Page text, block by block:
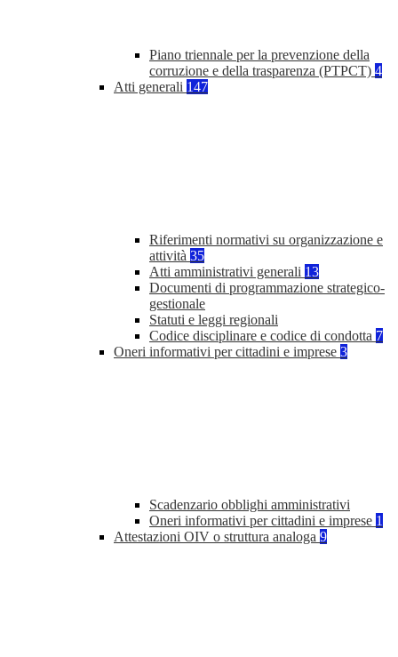
Piano triennale per la prevenzione della
corruzione e della trasparenza (PTPCT) 4
Atti generali 147
Riferimenti normativi su organizzazione e
attività 35
Atti amministrativi generali 13
Documenti di programmazione strategico-
gestionale
Statuti e leggi regionali
Codice disciplinare e codice di condotta 7
Oneri informativi per cittadini e imprese 3
Scadenzario obblighi amministrativi
Oneri informativi per cittadini e imprese 1
Attestazioni OIV o struttura analoga 9